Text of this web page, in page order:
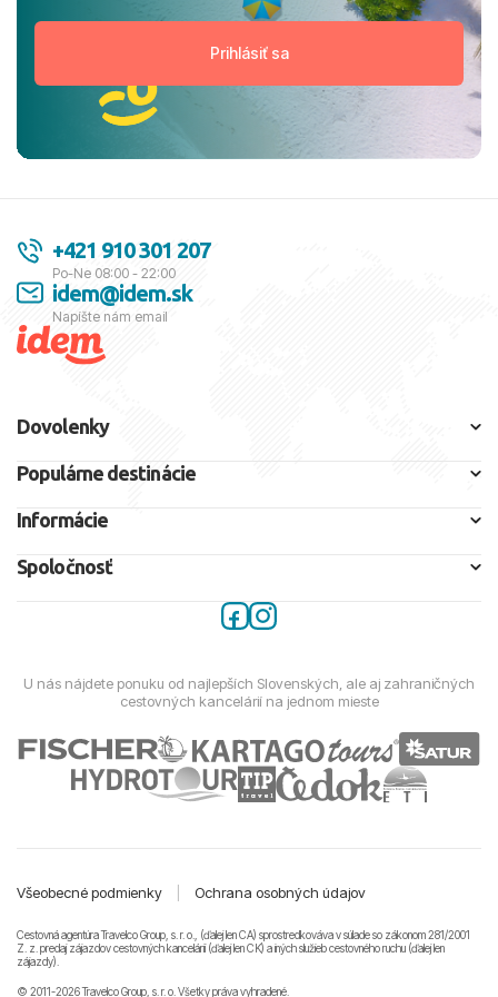
+421 910 301 207
Po-Ne 08:00 - 22:00
idem@idem.sk
Napíšte nám email
Dovolenky
Populárne destinácie
Informácie
Spoločnosť
U nás nájdete ponuku od najlepších Slovenských, ale aj zahraničných
cestovných kancelárií na jednom mieste
Všeobecné podmienky Ochrana osobných údajov
Cestovná agentúra Travelco Group, s. r. o., (ďalej len CA) sprostredkováva v súlade so zákonom 281/2001
Z. z. predaj zájazdov cestovných kancelárii (ďalej len CK) a iných služieb cestovného ruchu (ďalej len
zájazdy).
© 2011-2026 Travelco Group, s. r. o. Všetky práva vyhradené.